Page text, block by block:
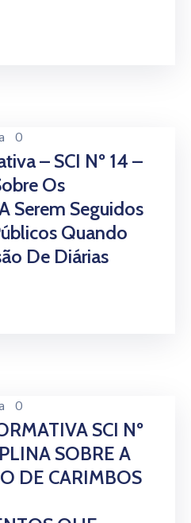
0
– SCI Nº 14 –
Os
Serem Seguidos
Quando
De Diárias
0
SCI Nº
SOBRE A
DE CARIMBOS